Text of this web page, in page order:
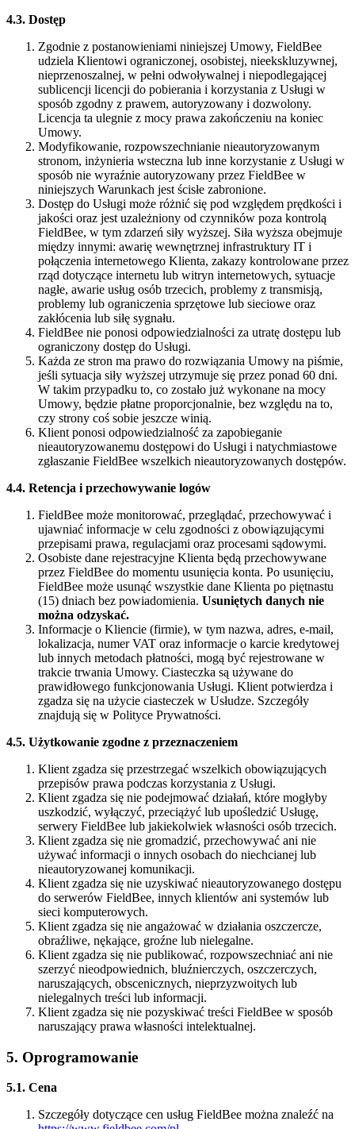
4.3. Dostęp
Zgodnie z postanowieniami niniejszej Umowy, FieldBee
udziela Klientowi ograniczonej, osobistej, nieekskluzywnej,
nieprzenoszalnej, w pełni odwoływalnej i niepodlegającej
sublicencji licencji do pobierania i korzystania z Usługi w
sposób zgodny z prawem, autoryzowany i dozwolony.
Licencja ta ulegnie z mocy prawa zakończeniu na koniec
Umowy.
Modyfikowanie, rozpowszechnianie nieautoryzowanym
stronom, inżynieria wsteczna lub inne korzystanie z Usługi w
sposób nie wyraźnie autoryzowany przez FieldBee w
niniejszych Warunkach jest ścisłe zabronione.
Dostęp do Usługi może różnić się pod względem prędkości i
jakości oraz jest uzależniony od czynników poza kontrolą
FieldBee, w tym zdarzeń siły wyższej. Siła wyższa obejmuje
między innymi: awarię wewnętrznej infrastruktury IT i
połączenia internetowego Klienta, zakazy kontrolowane przez
rząd dotyczące internetu lub witryn internetowych, sytuacje
nagłe, awarie usług osób trzecich, problemy z transmisją,
problemy lub ograniczenia sprzętowe lub sieciowe oraz
zakłócenia lub siłę sygnału.
FieldBee nie ponosi odpowiedzialności za utratę dostępu lub
ograniczony dostęp do Usługi.
Każda ze stron ma prawo do rozwiązania Umowy na piśmie,
jeśli sytuacja siły wyższej utrzymuje się przez ponad 60 dni.
W takim przypadku to, co zostało już wykonane na mocy
Umowy, będzie płatne proporcjonalnie, bez względu na to,
czy strony coś sobie jeszcze winią.
Klient ponosi odpowiedzialność za zapobieganie
nieautoryzowanemu dostępowi do Usługi i natychmiastowe
zgłaszanie FieldBee wszelkich nieautoryzowanych dostępów.
4.4. Retencja i przechowywanie logów
FieldBee może monitorować, przeglądać, przechowywać i
ujawniać informacje w celu zgodności z obowiązującymi
przepisami prawa, regulacjami oraz procesami sądowymi.
Osobiste dane rejestracyjne Klienta będą przechowywane
przez FieldBee do momentu usunięcia konta. Po usunięciu,
FieldBee może usunąć wszystkie dane Klienta po piętnastu
(15) dniach bez powiadomienia. Usuniętych danych nie
można odzyskać.
Informacje o Kliencie (firmie), w tym nazwa, adres, e-mail,
lokalizacja, numer VAT oraz informacje o karcie kredytowej
lub innych metodach płatności, mogą być rejestrowane w
trakcie trwania Umowy. Ciasteczka są używane do
prawidłowego funkcjonowania Usługi. Klient potwierdza i
zgadza się na użycie ciasteczek w Usłudze. Szczegóły
znajdują się w Polityce Prywatności.
4.5. Użytkowanie zgodne z przeznaczeniem
Klient zgadza się przestrzegać wszelkich obowiązujących
przepisów prawa podczas korzystania z Usługi.
Klient zgadza się nie podejmować działań, które mogłyby
uszkodzić, wyłączyć, przeciążyć lub upośledzić Usługę,
serwery FieldBee lub jakiekolwiek własności osób trzecich.
Klient zgadza się nie gromadzić, przechowywać ani nie
używać informacji o innych osobach do niechcianej lub
nieautoryzowanej komunikacji.
Klient zgadza się nie uzyskiwać nieautoryzowanego dostępu
do serwerów FieldBee, innych klientów ani systemów lub
sieci komputerowych.
Klient zgadza się nie angażować w działania oszczercze,
obraźliwe, nękające, groźne lub nielegalne.
Klient zgadza się nie publikować, rozpowszechniać ani nie
szerzyć nieodpowiednich, bluźnierczych, oszczerczych,
naruszających, obscenicznych, nieprzyzwoitych lub
nielegalnych treści lub informacji.
Klient zgadza się nie pozyskiwać treści FieldBee w sposób
naruszający prawa własności intelektualnej.
5. Oprogramowanie
5.1. Cena
Szczegóły dotyczące cen usług FieldBee można znaleźć na